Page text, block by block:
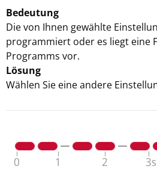
Bedeutung
Die von Ihnen gewählte
programmiert oder es liegt eine
Programms vor.
Lösung
Wählen Sie eine andere